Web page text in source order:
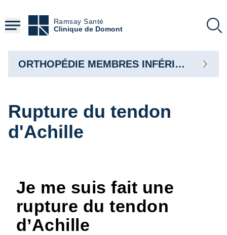
contenu
principal
Ramsay Santé
Clinique de Domont
Rupture du tendon
d'Achille
Je me suis fait une
rupture du tendon
d’Achille
ORTHOPÉDIE MEMBRES INFÉRIEURS